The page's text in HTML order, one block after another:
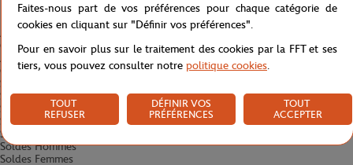
Femmes
Enfants
Accessoires
Opération Tie Break
Activation en masse
Collection Affiche 2023
Soldes
Soldes -60%
Soldes -50%
Soldes -40%
Soldes -30%
Soldes Hommes
Soldes Femmes
Faites-nous part de vos préférences pour chaque catégorie de
cookies en cliquant sur "Définir vos préférences".
Pour en savoir plus sur le traitement des cookies par la FFT et ses
tiers, vous pouvez consulter notre politique cookies.
TOUT
REFUSER
DÉFINIR VOS
PRÉFÉRENCES
TOUT
ACCEPTER